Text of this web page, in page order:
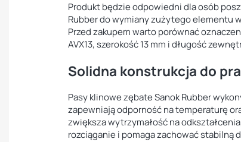
Produkt będzie odpowiedni dla osób
Rubber do wymiany zużytego elementu
Przed zakupem warto porównać
AVX13, szerokość 13 mm i długość
Solidna konstrukcja do
Pasy klinowe zębate Sanok Rubber
zapewniają odporność na temperaturę
zwiększa wytrzymałość na
rozciąganie i pomaga zachować stabilną